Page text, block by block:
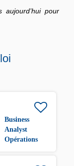
pour
Business
Analyst
Opérations